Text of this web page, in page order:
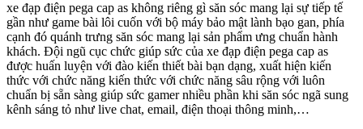
xe đạp điện pega cap as không riêng gì săn sóc mang lại sự tiếp tế
gần như game bài lôi cuốn với bộ máy bảo mật lành bạo gan, phía
cạnh đó quánh trưng săn sóc mang lại sản phẩm ưng chuẩn hành
khách. Đội ngũ cục chức giúp sức của xe đạp điện pega cap as
được huấn luyện với đào kiến thiết bài bạn dạng, xuất hiện kiến
thức với chức năng kiến thức với chức năng sâu rộng với luôn
chuẩn bị sẵn sàng giúp sức gamer nhiều phần khi săn sóc ngã sung
kênh sáng tỏ như live chat, email, điện thoại thông minh,…